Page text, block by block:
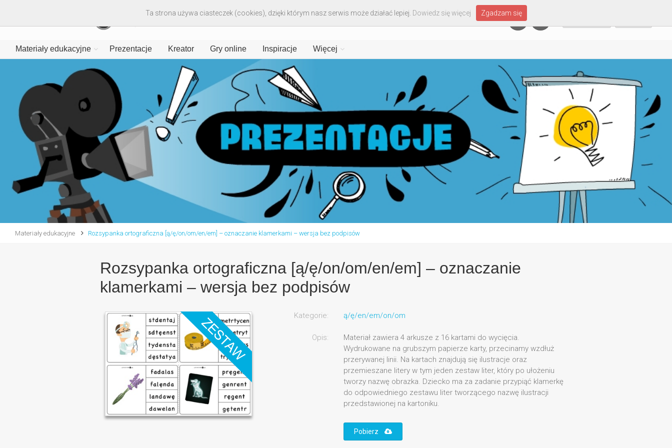
Materiały edukacyjne Prezentacje Kreator Gry online Inspiracje Więcej
Materiały edukacyjne Rozsypanka ortograficzna [ą/ę/on/om/en/em] – oznaczanie klamerkami – wersja bez podpisów
Rozsypanka ortograficzna [ą/ę/on/om/en/em] – oznaczanie
klamerkami – wersja bez podpisów
Kategorie: ą/ę/en/em/on/om
Opis:
Materiał zawiera 4 arkusze z 16 kartami do wycięcia.
Wydrukowane na grubszym papierze karty, przecinamy wzdłuż
przerywanej linii. Na kartach znajdują się ilustracje oraz
przemieszane litery w tym jeden zestaw liter, który po ułożeniu
tworzy nazwę obrazka. Dziecko ma za zadanie przypiąć klamerkę
do odpowiedniego zestawu liter tworzącego nazwę ilustracji
przedstawionej na kartoniku.
Pobierz
Ta strona używa ciasteczek (cookies), dzięki którym nasz serwis może działać lepiej. Dowiedz się więcej Zgadzam się